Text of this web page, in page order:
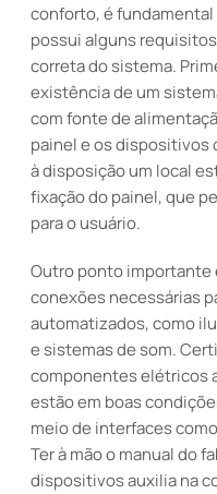
conforto, é
possui alguns
correta do sistema.
existência de um
com fonte de
painel e os dispositivos
à disposição um local
fixação do painel, que
para o usuário.
Outro ponto importante
conexões necessárias
automatizados, como
e sistemas de som.
componentes elétricos
estão em boas
meio de interfaces
Ter à mão o manual do
dispositivos auxilia na